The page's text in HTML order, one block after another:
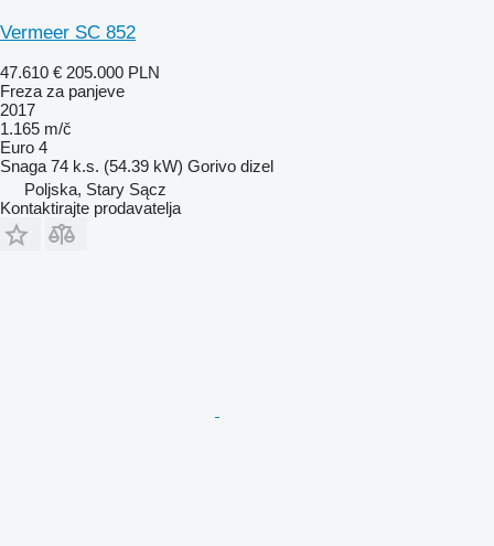
Vermeer SC 852
47.610 € 205.000 PLN
Freza za panjeve
2017
1.165 m/č
Euro 4
Snaga 74 k.s. (54.39 kW) Gorivo dizel
Poljska, Stary Sącz
Kontaktirajte prodavatelja